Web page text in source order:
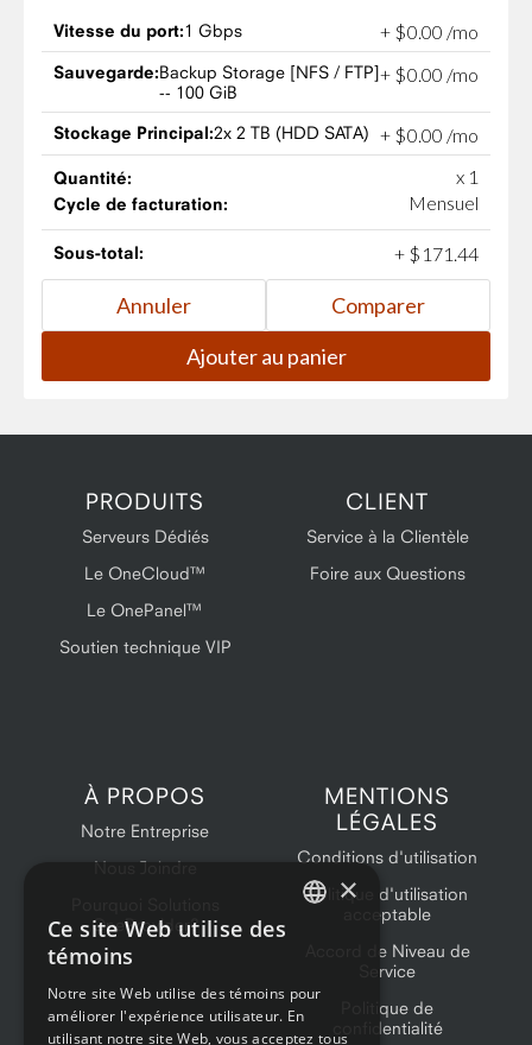
Vitesse du port:1 Gbps + $0.00 /mo
Sauvegarde:Backup Storage [NFS / FTP]
-- 100 GiB
+ $0.00 /mo
Stockage Principal:2x 2 TB (HDD SATA) + $0.00 /mo
Quantité: x 1
Cycle de facturation: Mensuel
Sous-total: + $ 171 .44
PRODUITS
Serveurs Dédiés
Le OneCloud™
Le OnePanel™
Soutien technique VIP
CLIENT
Service à la Clientèle
Foire aux Questions
À PROPOS
Notre Entreprise
Nous Joindre
OneProvider?
MENTIONS
LÉGALES
Conditions d'utilisation
Politique d'utilisation
acceptable
Accord de Niveau de
Service
Politique de
confidentialité
×
Ce site Web utilise des
témoins
Notre site Web utilise des témoins pour
améliorer l'expérience utilisateur. En
utilisant notre site Web, vous acceptez tous